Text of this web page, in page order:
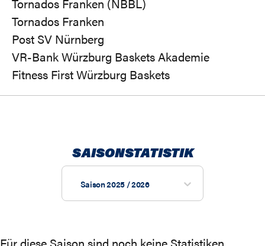
Tornados Franken
Post SV Nürnberg
VR-Bank Würzburg Baskets Akademie
Fitness First Würzburg Baskets
SAISONSTATISTIK
Saison 2025 / 2026